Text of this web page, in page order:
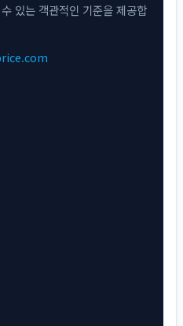
있는 객관적인 기준을 제공합